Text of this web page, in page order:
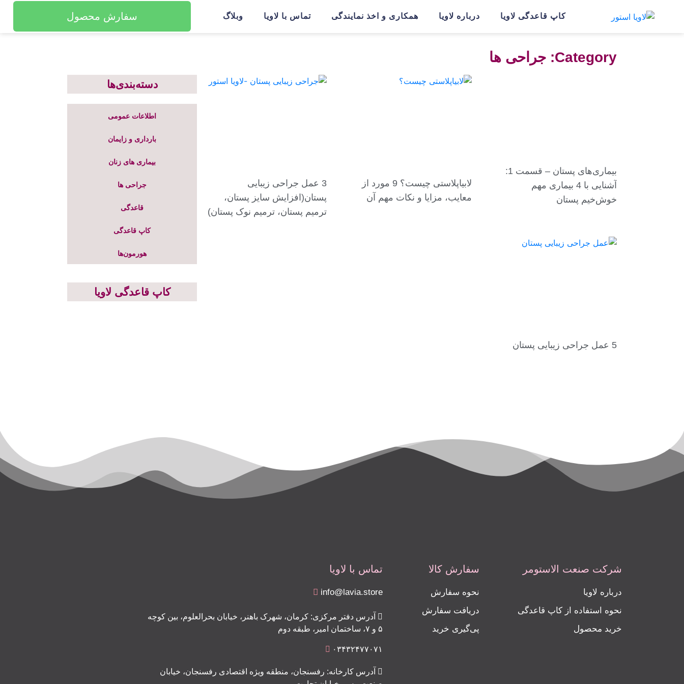
کاپ قاعدگی لاویا درباره لاویا همکاری و اخذ نمایندگی تماس با لاویا وبلاگ سفارش محصول
Category: جراحی ها
بیماری‌های پستان – قسمت 1:
آشنایی با 4 بیماری مهم
خوش‌خیم پستان
لابیاپلاستی چیست؟ 9 مورد از
معایب، مزایا و نکات مهم آن
3 عمل جراحی زیبایی
پستان(افزایش سایز پستان،
ترمیم پستان، ترمیم نوک پستان)
5 عمل جراحی زیبایی پستان
دسته‌بندی‌ها
اطلاعات عمومی
بارداری و زایمان
بیماری های زنان
جراحی ها
قاعدگی
کاپ قاعدگی
هورمون‌ها
کاپ قاعدگی لاویا
شرکت صنعت الاستومر
درباره لاویا
نحوه استفاده از کاپ قاعدگی
خرید محصول
سفارش کالا
نحوه سفارش
دریافت سفارش
پی‌گیری خرید
تماس با لاویا
info@lavia.store
آدرس دفتر مرکزی: کرمان، شهرک باهنر، خیابان بحرالعلوم، بین کوچه
۵ و ۷، ساختمان امیر، طبقه دوم
۰۳۴۳۲۴۷۷۰۷۱
آدرس کارخانه: رفسنجان، منطقه ویژه اقتصادی رفسنجان، خیابان